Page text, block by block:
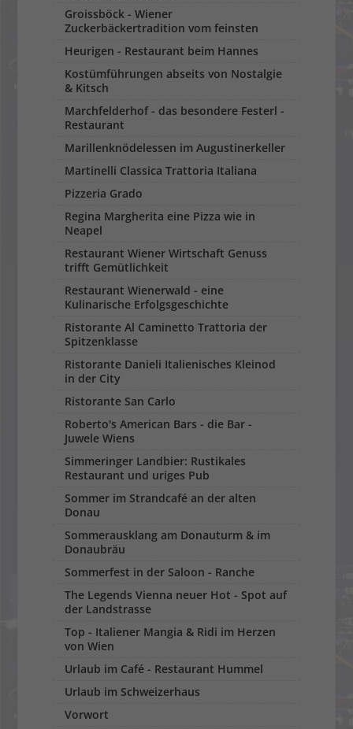
Groissböck - Wiener
Zuckerbäckertradition vom feinsten
Heurigen - Restaurant beim Hannes
Kostümführungen abseits von Nostalgie
& Kitsch
Marchfelderhof - das besondere Festerl -
Restaurant
Marillenknödelessen im Augustinerkeller
Martinelli Classica Trattoria Italiana
Pizzeria Grado
Regina Margherita eine Pizza wie in
Neapel
Restaurant Wiener Wirtschaft Genuss
trifft Gemütlichkeit
Restaurant Wienerwald - eine
Kulinarische Erfolgsgeschichte
Ristorante Al Caminetto Trattoria der
Spitzenklasse
Ristorante Danieli Italienisches Kleinod
in der City
Ristorante San Carlo
Roberto's American Bars - die Bar -
Juwele Wiens
Simmeringer Landbier: Rustikales
Restaurant und uriges Pub
Sommer im Strandcafé an der alten
Donau
Sommerausklang am Donauturm & im
Donaubräu
Sommerfest in der Saloon - Ranche
The Legends Vienna neuer Hot - Spot auf
der Landstrasse
Top - Italiener Mangia & Ridi im Herzen
von Wien
Urlaub im Café - Restaurant Hummel
Urlaub im Schweizerhaus
Vorwort